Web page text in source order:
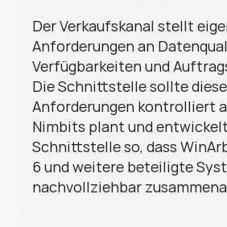
Der Verkaufskanal stellt
Anforderungen an
Verfügbarkeiten und
Die Schnittstelle sollte diese
Anforderungen kontrolliert
Nimbits plant und
Schnittstelle so, dass
6 und weitere beteiligte
nachvollziehbar